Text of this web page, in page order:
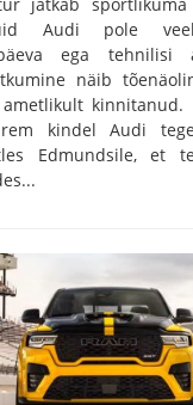
jätkab
Audi pole veel
ega tehnilisi
näib
kinnitanud.
kindel Audi
Edmundsile, et